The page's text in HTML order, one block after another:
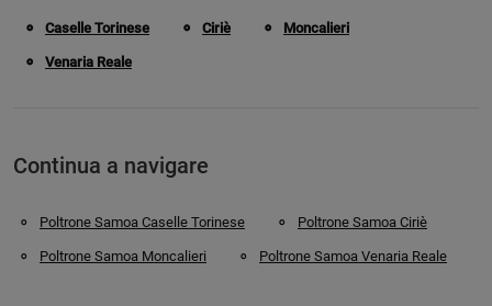
Caselle Torinese Ciriè Moncalieri
Venaria Reale
Continua a navigare
Poltrone Samoa Caselle Torinese Poltrone Samoa Ciriè
Poltrone Samoa Moncalieri Poltrone Samoa Venaria Reale